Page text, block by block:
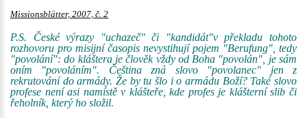
Missionsblätter, 2007, č. 2
P.S. České výrazy "uchazeč" či "kandidát"v překladu tohoto
rozhovoru pro misijní časopis nevystihují pojem "Berufung", tedy
"povolání": do kláštera je člověk vždy od Boha "povolán", je sám
oním "povoláním". Čeština zná slovo "povolanec" jen z
rekrutování do armády. Že by tu šlo i o armádu Boží? Také slovo
profese není asi namístě v klášteře, kde profes je klášterní slib či
řeholník, který ho složil.